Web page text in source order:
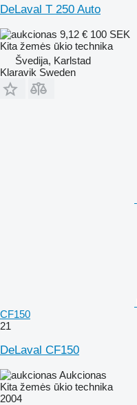
DeLaval T 250 Auto
9,12 € 100 SEK
Kita žemės ūkio technika
Švedija, Karlstad
Klaravik Sweden
CF150
21
DeLaval CF150
Aukcionas
Kita žemės ūkio technika
2004